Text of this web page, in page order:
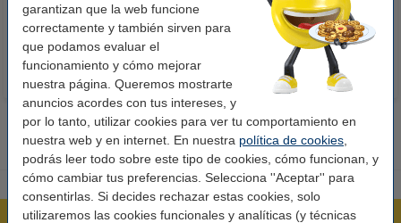
garantizan que la web funcione
correctamente y también sirven para
que podamos evaluar el
funcionamiento y cómo mejorar
nuestra página. Queremos mostrarte
anuncios acordes con tus intereses, y
por lo tanto, utilizar cookies para ver tu comportamiento en
nuestra web y en internet. En nuestra política de cookies
podrás leer todo sobre este tipo de cookies, cómo funcionan, y
cómo cambiar tus preferencias. Selecciona ''Aceptar'' para
consentirlas. Si decides rechazar estas cookies, solo
utilizaremos las cookies funcionales y analíticas (y técnicas
10,50 € Incl. 21% IVA 14,50 € Incl. 21% IVA